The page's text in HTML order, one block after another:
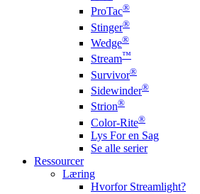
ProTac®
Stinger®
Wedge®
Stream™
Survivor®
Sidewinder®
Strion®
Color-Rite®
Lys For en Sag
Se alle serier
Ressourcer
Læring
Hvorfor Streamlight?